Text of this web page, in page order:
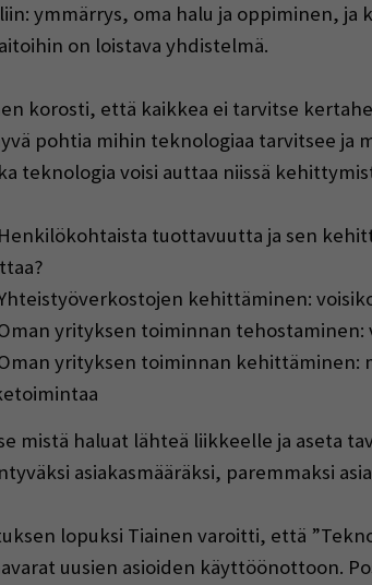
ymmärrys, oma halu ja oppiminen,
on loistava yhdistelmä.
korosti, että kaikkea ei tarvitse
pohtia mihin teknologiaa tarvitsee ja
teknologia voisi auttaa niissä
Henkilökohtaista tuottavuutta ja sen
kehittäminen:
yrityksen toiminnan tehostaminen:
yrityksen toiminnan kehittäminen:
mistä haluat lähteä liikkeelle ja aseta
asiakasmääräksi, paremmaksi
lopuksi Tiainen varoitti, että
uusien asioiden käyttöönottoon.